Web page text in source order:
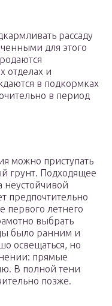
рассаду
для этого
отделах и
в подкормках
в период
можно приступать
грунт. Подходящее
предпочтительно
первого летнего
выбрать
было ранним и
освещаться, но
прямые
В полной тени
позже.